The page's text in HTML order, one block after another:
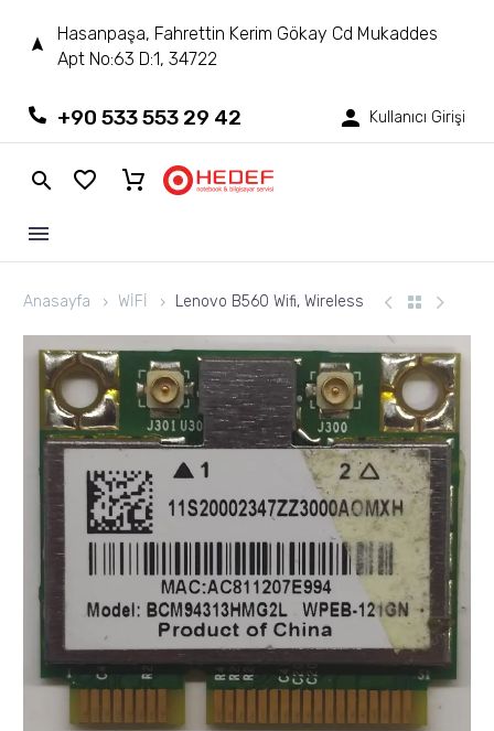
Hasanpaşa, Fahrettin Kerim Gökay Cd Mukaddes
Apt No:63 D:1, 34722
+90 533 553 29 42 Kullanıcı Girişi
Anasayfa WİFİ Lenovo B560 Wifi, Wireless